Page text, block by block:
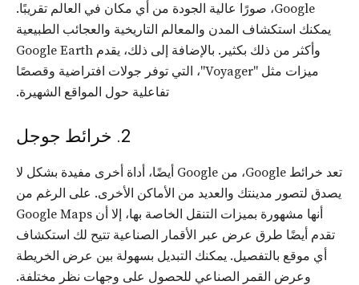
Google، صورًا عالية الجودة من أي مكان في العالم تقريبًا.
يمكنك استكشاف المدن والمعالم التاريخية والعجائب الطبيعية
وأكثر من ذلك بكثير. بالإضافة إلى ذلك، يقدم Google Earth
ميزات مثل "Voyager"، التي توفر جولات افتراضية وقصصًا
تفاعلية حول المواقع الشهيرة.
2. خرائط جوجل
تعد خرائط Google، من Google أيضًا، أداة أخرى مفيدة بشكل لا
يصدق لتصور مدينتك والعديد من الأماكن الأخرى. على الرغم من
أنها مشهورة بميزات التنقل الخاصة بها، إلا أن Google Maps
تقدم أيضًا طرق عرض عبر الأقمار الصناعية تتيح لك استكشاف
أي موقع بالتفصيل. يمكنك التبديل بسهولة بين عرض الخريطة
وعرض القمر الصناعي للحصول على وجهات نظر مختلفة.